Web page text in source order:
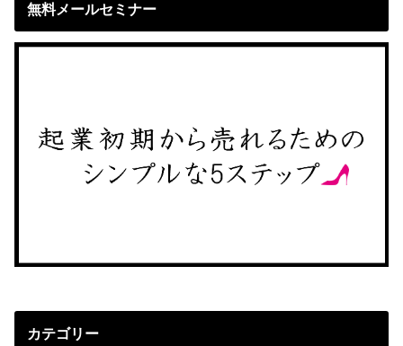
無料メールセミナー
カテゴリー